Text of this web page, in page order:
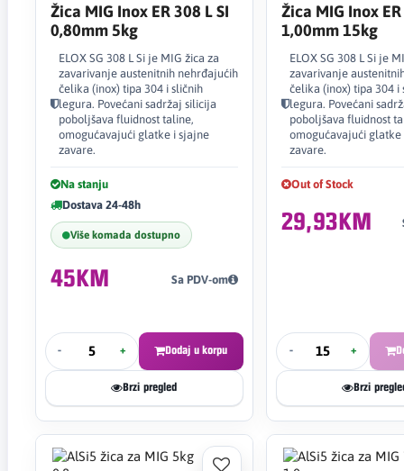
Žica MIG Inox ER 308 L SI
0,80mm 5kg
ELOX SG 308 L Si je MIG žica za
zavarivanje austenitnih nehrđajućih
čelika (inox) tipa 304 i sličnih
legura. Povećani sadržaj silicija
poboljšava fluidnost taline,
omogućavajući glatke i sjajne
zavare.
Na stanju
Dostava 24-48h
Više komada dostupno
45KM Sa PDV-om
- + Dodaj u korpu
Brzi pregled
Žica MIG Inox
1,00mm 15kg
ELOX SG 308 L Si je
zavarivanje
čelika (inox) tipa 304 i
legura. Povećani
poboljšava fluidnost
omogućavajući glatke
zavare.
Out of Stock
29,93KM
- +
Brzi